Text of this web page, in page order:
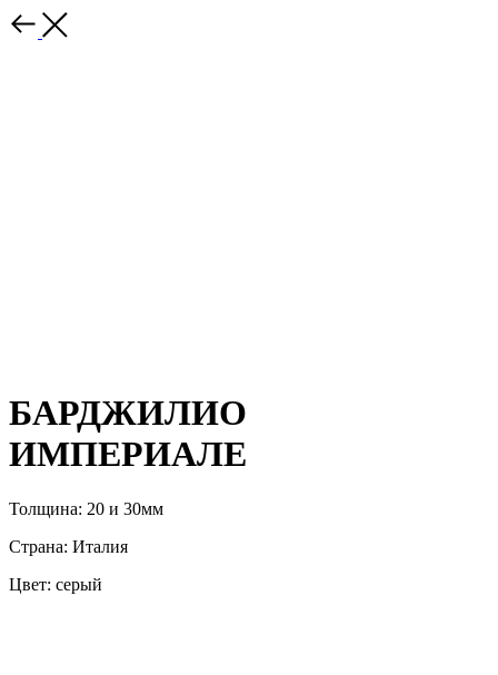
БАРДЖИЛИО
ИМПЕРИАЛЕ
Толщина: 20 и 30мм
Страна: Италия
Цвет: серый